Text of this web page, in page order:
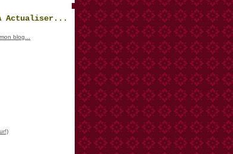
Actualiser...
blog...